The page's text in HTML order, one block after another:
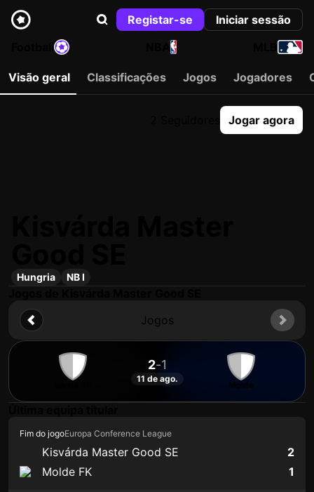
Registar-se
Iniciar sessão
NBA
Visão geral Classificações Jogos Jogadores
Jogar agora
Hungria NB I
Jogos
2-1
11 de ago.
Molde
Fim do jogoEuropa Conference League
Kisvárda Master Good SE
2
1
Molde FK